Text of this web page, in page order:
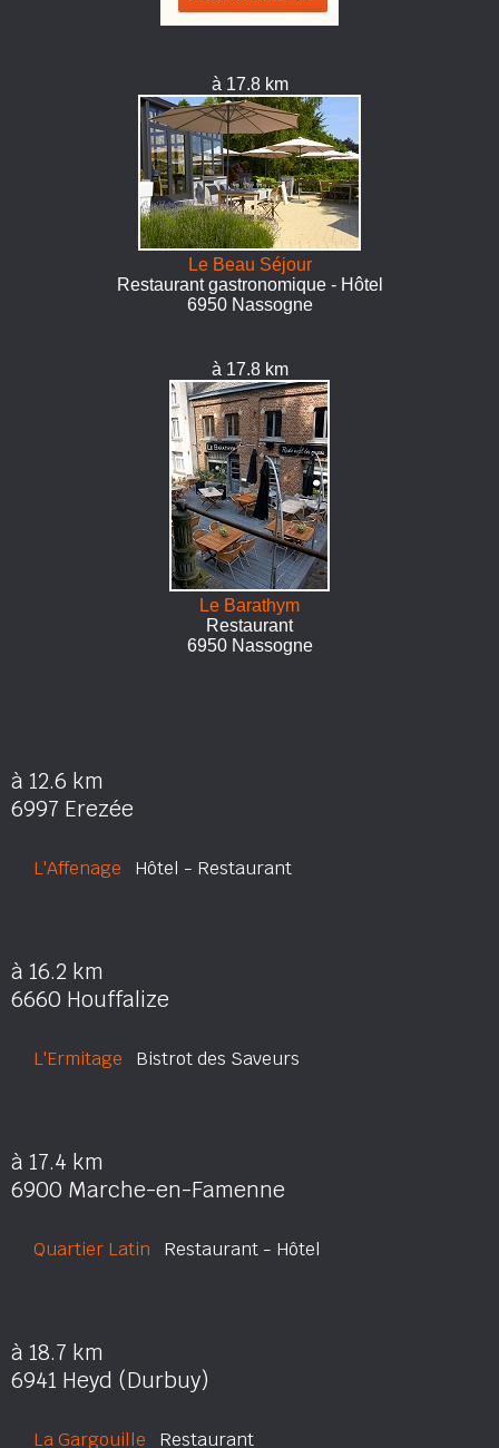
à 17.8 km
Le Beau Séjour
Restaurant gastronomique - Hôtel
6950 Nassogne
à 17.8 km
Le Barathym
Restaurant
6950 Nassogne
à 12.6 km
6997 Erezée
L'Affenage Hôtel - Restaurant
à 16.2 km
6660 Houffalize
L'Ermitage Bistrot des Saveurs
à 17.4 km
6900 Marche-en-Famenne
Quartier Latin Restaurant - Hôtel
à 18.7 km
6941 Heyd (Durbuy)
La Gargouille Restaurant